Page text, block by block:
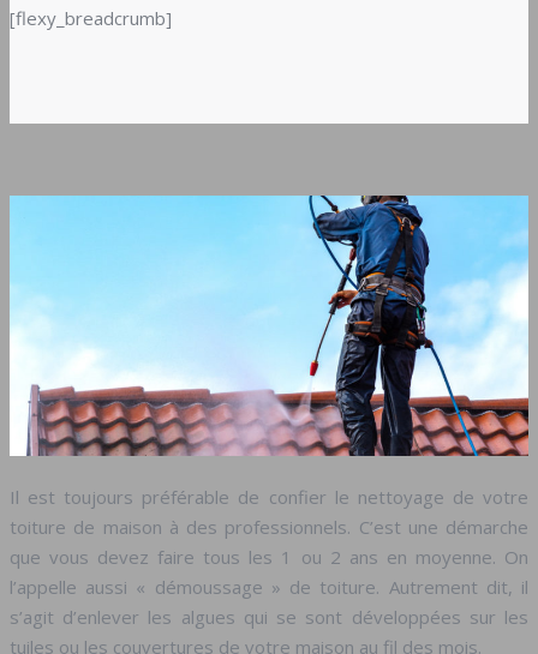
[flexy_breadcrumb]
Il est toujours préférable de confier le nettoyage de votre
toiture de maison à des professionnels. C’est une démarche
que vous devez faire tous les 1 ou 2 ans en moyenne. On
l’appelle aussi « démoussage » de toiture. Autrement dit, il
s’agit d’enlever les algues qui se sont développées sur les
tuiles ou les couvertures de votre maison au fil des mois.